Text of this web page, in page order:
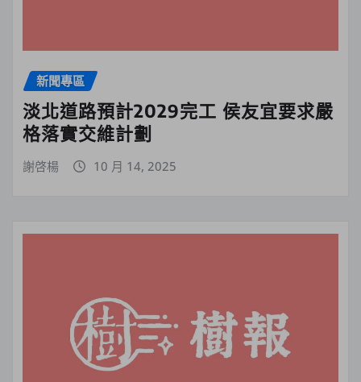
新聞專區
淡北道路預計2029完工 侯友宜要求嚴
格落實交維計劃
謝啓楊 10 月 14, 2025